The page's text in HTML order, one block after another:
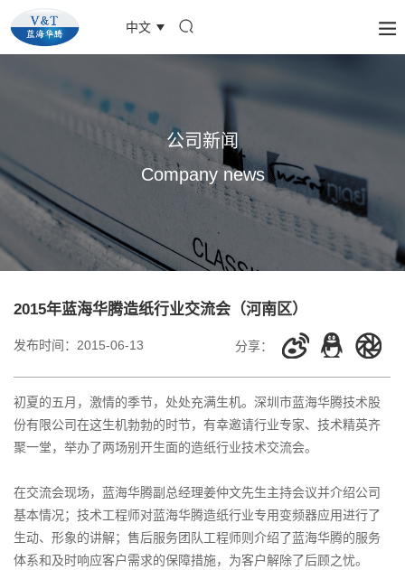
中文
公司新闻
Company news
2015年蓝海华腾造纸行业交流会（河南区）
发布时间： 2015-06-13 分享：
初夏的五月，激情的季节，处处充满生机。深圳市蓝海华腾技术股
份有限公司在这生机勃勃的时节，有幸邀请行业专家、技术精英齐
聚一堂，举办了两场别开生面的造纸行业技术交流会。
在交流会现场，蓝海华腾副总经理姜仲文先生主持会议并介绍公司
基本情况；技术工程师对蓝海华腾造纸行业专用变频器应用进行了
生动、形象的讲解；售后服务团队工程师则介绍了蓝海华腾的服务
体系和及时响应客户需求的保障措施，为客户解除了后顾之忧。